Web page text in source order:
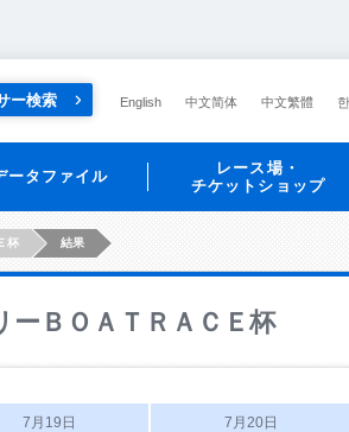
ー検索 English 中文简体 中文繁體
ータファイル
レース場・
チケットショップ
杯 結果
ーＢＯＡＴＲＡＣＥ杯
7月19日 7月20日